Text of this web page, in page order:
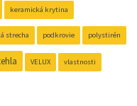
keramická krytina
strecha podkrovie polystirén
VELUX vlastnosti